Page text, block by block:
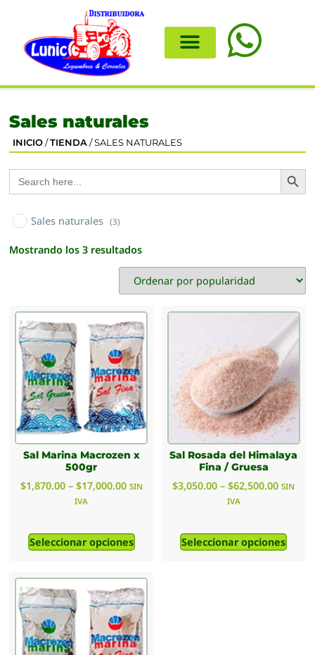
Sales naturales
INICIO /TIENDA / SALES NATURALES
Search
for:
Sales naturales (3)
Mostrando los 3 resultados
Sal Marina Macrozen x
500gr
$1,870.00 – $17,000.00 SIN
IVA
Seleccionar opciones
Sal Rosada del Himalaya
Fina / Gruesa
$3,050.00 – $62,500.00 SIN
IVA
Seleccionar opciones